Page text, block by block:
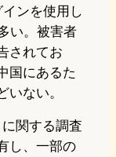
ンを使用し
い。被害者
されてお
国にあるた
ない。
関する調査
し、一部の